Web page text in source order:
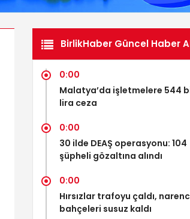
BirlikHaber Güncel Haber
0:00
Malatya’da işletmelere 544
lira ceza
0:00
30 ilde DEAŞ operasyonu: 104
şüpheli gözaltına alındı
0:00
Hırsızlar trafoyu çaldı,
bahçeleri susuz kaldı